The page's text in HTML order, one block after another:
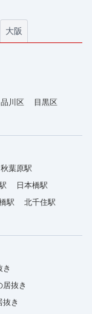
大阪
品川区
目黒区
秋葉原駅
日本橋駅
駅
北千住駅
き
居抜き
抜き